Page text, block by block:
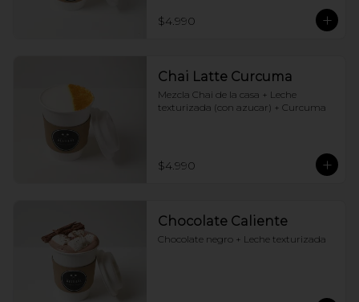
$4.990
Chai Latte Curcuma
Mezcla Chai de la casa + Leche
texturizada (con azucar) + Curcuma
$4.990
Chocolate Caliente
Chocolate negro + Leche texturizada